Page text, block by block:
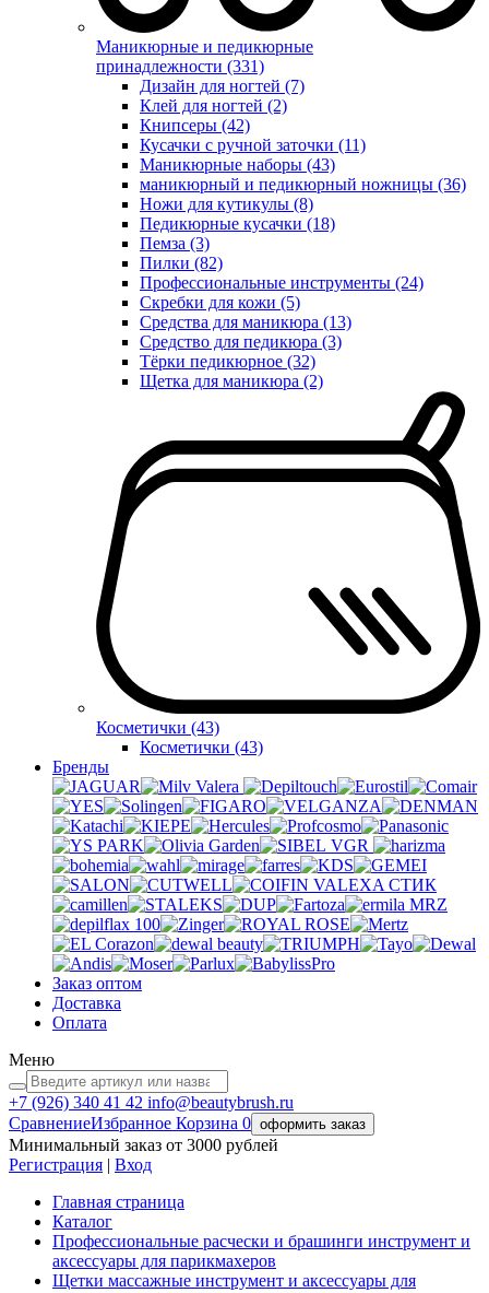
Маникюрные и педикюрные
принадлежности (331)
Дизайн для ногтей (7)
Клей для ногтей (2)
Книпсеры (42)
Кусачки с ручной заточки (11)
Маникюрные наборы (43)
маникюрный и педикюрный ножницы (36)
Ножи для кутикулы (8)
Педикюрные кусачки (18)
Пемза (3)
Пилки (82)
Профессиональные инструменты (24)
Скребки для кожи (5)
Средства для маникюра (13)
Средство для педикюра (3)
Тёрки педикюрное (32)
Щетка для маникюра (2)
Косметички (43)
Косметички (43)
Бренды
Valera
VGR
VALEXA СТИК
MRZ
Заказ оптом
Доставка
Оплата
Меню
+7 (926) 340 41 42 info@beautybrush.ru
СравнениеИзбранное Корзина 0 оформить заказ
Минимальный заказ от 3000 рублей
Регистрация | Вход
Главная страница
Каталог
Профессиональные расчески и брашинги инструмент и
аксессуары для парикмахеров
Щетки массажные инструмент и аксессуары для